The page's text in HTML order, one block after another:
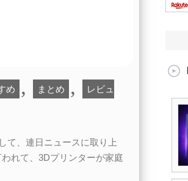
め , まとめ ,
レビュ
て、連日ニュースに取り上
れて、3Dプリンターが家庭